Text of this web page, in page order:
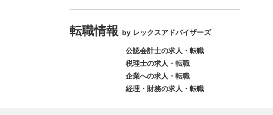
メ。
転職情報 by レックスアドバイザーズ
公認会計士の求人・転職
税理士の求人・転職
企業への求人・転職
経理・財務の求人・転職